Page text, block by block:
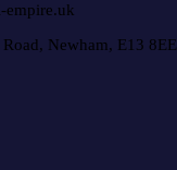
empire.uk
Newham, E13 8EE